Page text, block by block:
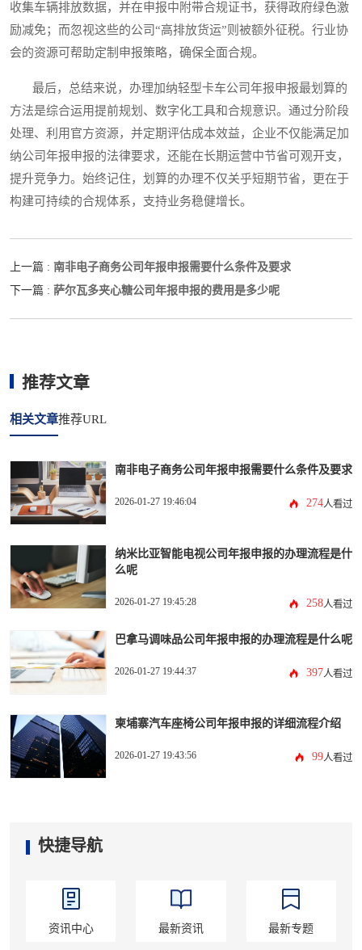
收集车辆排放数据，并在申报中附带合规证书，获得政府绿色激
励减免；而忽视这些的公司“高排放货运”则被额外征税。行业协
会的资源可帮助定制申报策略，确保全面合规。
最后，总结来说，办理加纳轻型卡车公司年报申报最划算的
方法是综合运用提前规划、数字化工具和合规意识。通过分阶段
处理、利用官方资源，并定期评估成本效益，企业不仅能满足加
纳公司年报申报的法律要求，还能在长期运营中节省可观开支，
提升竞争力。始终记住，划算的办理不仅关乎短期节省，更在于
构建可持续的合规体系，支持业务稳健增长。
上一篇 : 南非电子商务公司年报申报需要什么条件及要求
下一篇 : 萨尔瓦多夹心糖公司年报申报的费用是多少呢
推荐文章
相关文章推荐URL
南非电子商务公司年报申报需要什么条件及要求
2026-01-27 19:46:04 274人看过
纳米比亚智能电视公司年报申报的办理流程是什
么呢
2026-01-27 19:45:28 258人看过
巴拿马调味品公司年报申报的办理流程是什么呢
2026-01-27 19:44:37 397人看过
柬埔寨汽车座椅公司年报申报的详细流程介绍
2026-01-27 19:43:56 99人看过
快捷导航
资讯中心 最新资讯 最新专题